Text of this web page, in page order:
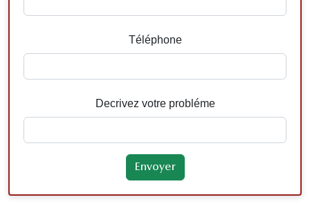
Téléphone
Decrivez votre probléme